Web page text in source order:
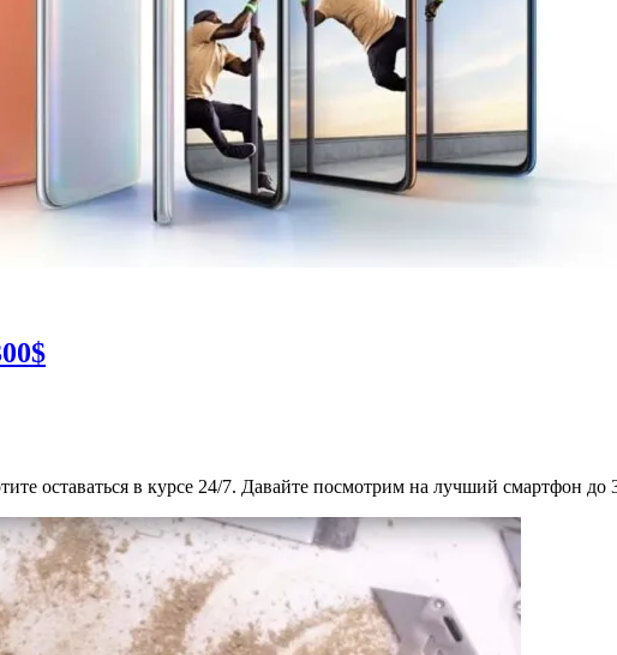
оставаться в курсе 24/7. Давайте посмотрим на лучший смартфон